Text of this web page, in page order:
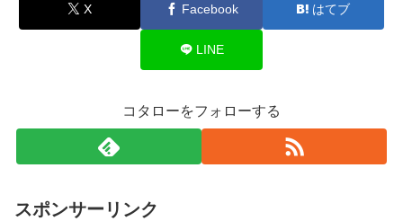
X Facebook はてブ
LINE
コタローをフォローする
スポンサーリンク